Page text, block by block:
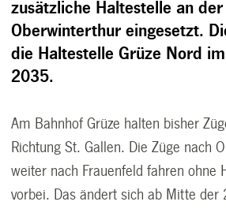
zusätzliche Haltestelle an
Oberwinterthur eingesetzt.
die Haltestelle Grüze Nord
2035.
Am Bahnhof Grüze halten bisher
Richtung St. Gallen. Die Züge nach
weiter nach Frauenfeld fahren ohne
vorbei. Das ändert sich ab Mitte der